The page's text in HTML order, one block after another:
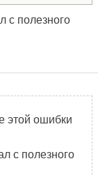
с полезного
этой ошибки
с полезного